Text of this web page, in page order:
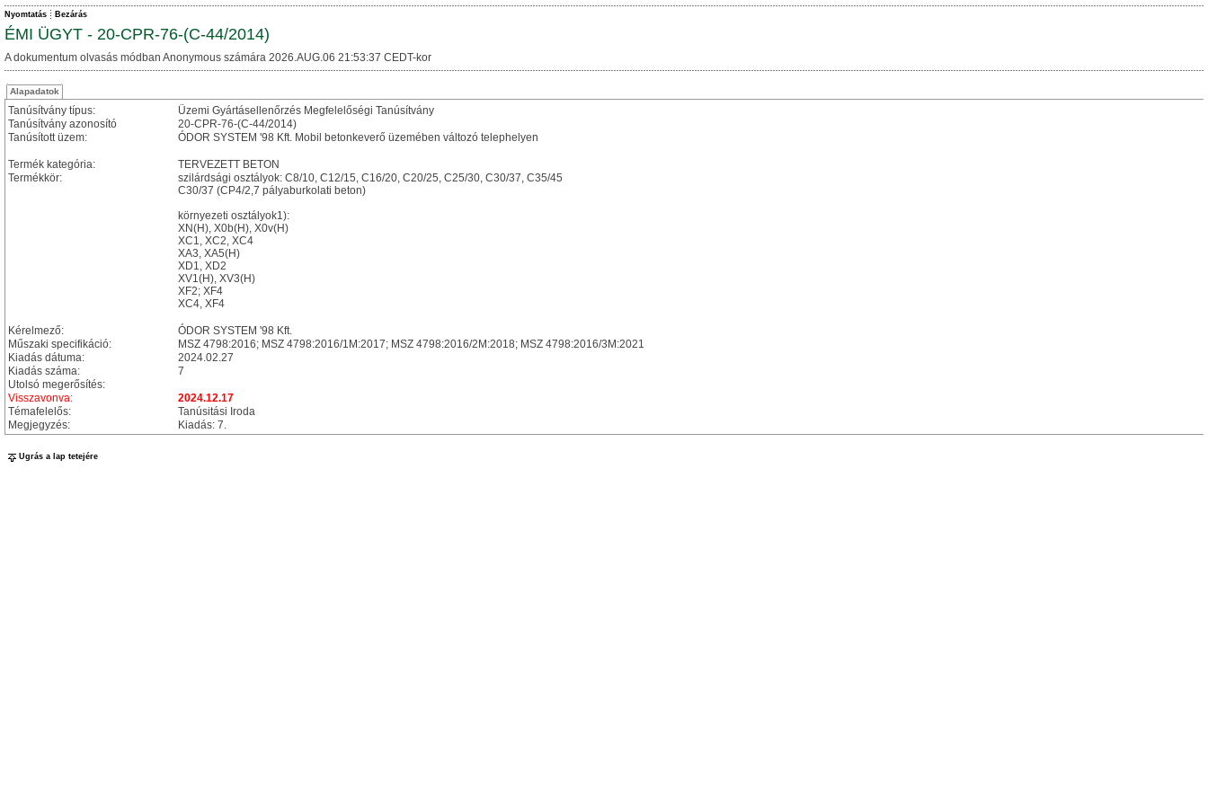
Nyomtatás Bezárás
ÉMI ÜGYT - 20-CPR-76-(C-44/2014)
A dokumentum olvasás módban Anonymous számára 2026.AUG.06 21:53:37 CEDT-kor
Alapadatok
Tanúsítvány típus:
Üzemi Gyártásellenőrzés Megfelelőségi Tanúsítvány
Tanúsítvány azonosító
20-CPR-76-(C-44/2014)
Tanúsított üzem:
ÓDOR SYSTEM '98 Kft. Mobil betonkeverő üzemében változó telephelyen
Termék kategória:
TERVEZETT BETON
Termékkör:
szilárdsági osztályok: C8/10, C12/15, C16/20, C20/25, C25/30, C30/37, C35/45
C30/37 (CP4/2,7 pályaburkolati beton)
környezeti osztályok1):
XN(H), X0b(H), X0v(H)
XC1, XC2, XC4
XA3, XA5(H)
XD1, XD2
XV1(H), XV3(H)
XF2; XF4
XC4, XF4
Kérelmező:
ÓDOR SYSTEM '98 Kft.
Műszaki specifikáció:
MSZ 4798:2016; MSZ 4798:2016/1M:2017; MSZ 4798:2016/2M:2018; MSZ 4798:2016/3M:2021
Kiadás dátuma:
2024.02.27
Kiadás száma:
7
Utolsó megerősítés:
Visszavonva:
2024.12.17
Témafelelős:
Tanúsitási Iroda
Megjegyzés:
Kiadás: 7.
Ugrás a lap tetejére